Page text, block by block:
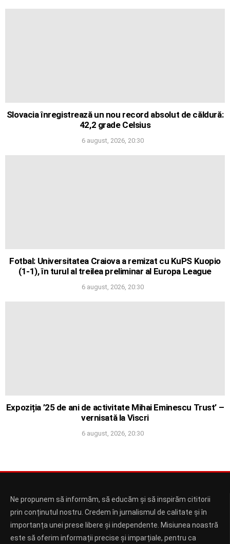
Slovacia înregistrează un nou record absolut de căldură:
42,2 grade Celsius
6 august, 2026, 20:30
Fotbal: Universitatea Craiova a remizat cu KuPS Kuopio
(1-1), în turul al treilea preliminar al Europa League
6 august, 2026, 20:30
Expoziția ’25 de ani de activitate Mihai Eminescu Trust’ –
vernisată la Viscri
6 august, 2026, 20:30
Ne propunem să informăm, să educăm și să inspirăm cititorii
prin conținutul nostru. Credem în jurnalismul de calitate și în
importanța unei prese libere și independente. Misiunea noastră
este să oferim informații precise și imparțiale, pentru ca